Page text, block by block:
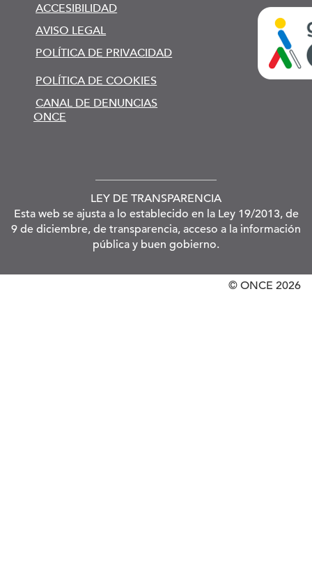
ACCESIBILIDAD
AVISO LEGAL
POLÍTICA DE PRIVACIDAD
POLÍTICA DE COOKIES
CANAL DE DENUNCIAS
ONCE
LEY DE TRANSPARENCIA
Esta web se ajusta a lo establecido en la Ley 19/2013, de
9 de diciembre, de transparencia, acceso a la información
pública y buen gobierno.
© ONCE 2026